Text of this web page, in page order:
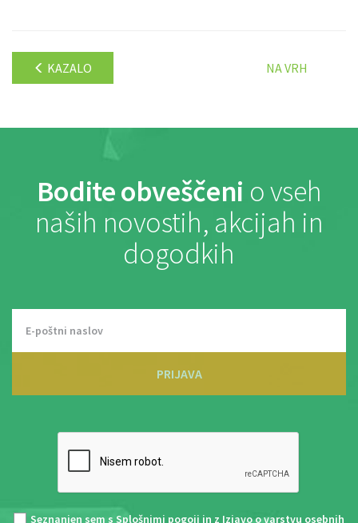
KAZALO NA VRH
Bodite obveščeni o vseh
naših novostih, akcijah in
dogodkih
PRIJAVA
Seznanjen sem s Splošnimi pogoji in z Izjavo o varstvu osebnih